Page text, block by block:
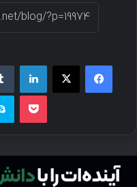
فیسبوک ایکس لینکداین
پاکت